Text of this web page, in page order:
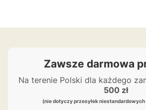
Zawsze darmowa
Na terenie Polski dla każdego
500 zł
(nie dotyczy przesyłek